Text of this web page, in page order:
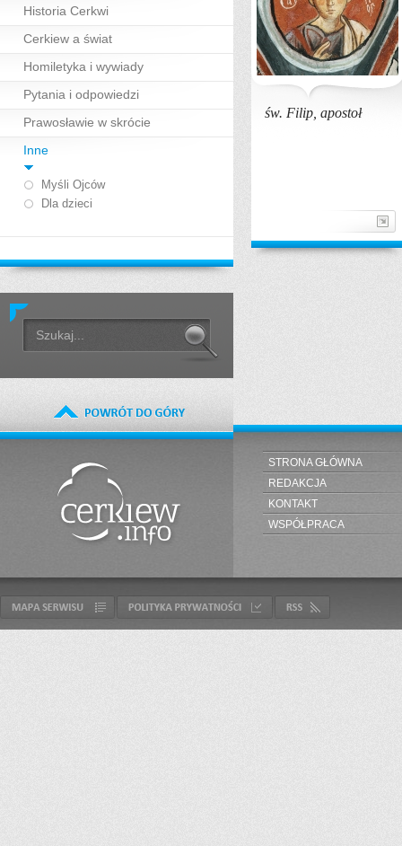
Historia Cerkwi
Cerkiew a świat
Homiletyka i wywiady
Pytania i odpowiedzi
Prawosławie w skrócie
Inne
Myśli Ojców
Dla dzieci
św. Filip, apostoł
STRONA GŁÓWNA
REDAKCJA
KONTAKT
WSPÓŁPRACA